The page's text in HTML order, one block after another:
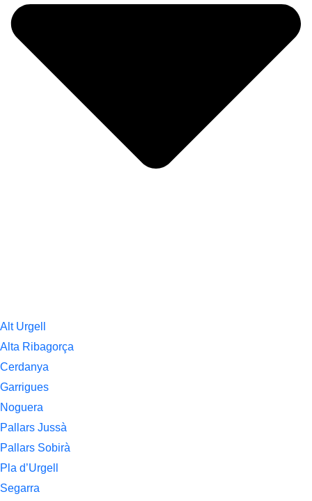
Alt Urgell
Alta Ribagorça
Cerdanya
Garrigues
Noguera
Pallars Jussà
Pallars Sobirà
Pla d’Urgell
Segarra